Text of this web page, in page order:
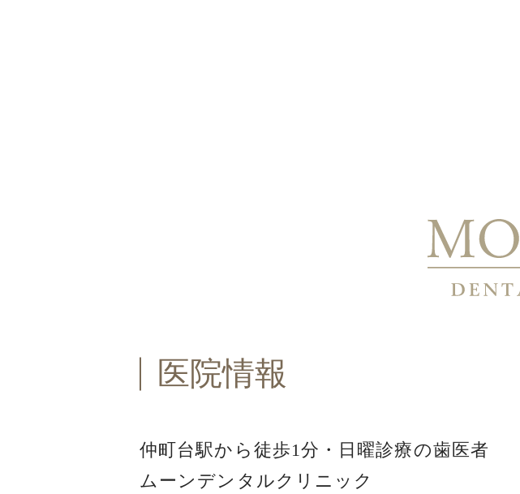
医院情報
仲町台駅から徒歩1分・ 日曜診療の歯医者
ムーンデンタルクリニック